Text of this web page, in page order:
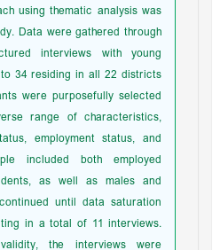
using thematic analysis was
Data were gathered through
interviews with young
to 34 residing in all 22 districts
were purposefully selected
range of characteristics,
employment status, and
included both employed
as well as males and
until data saturation
in a total of 11 interviews.
the interviews were